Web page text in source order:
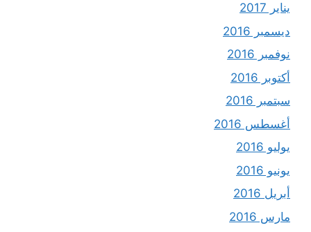
يناير 2017
ديسمبر 2016
نوفمبر 2016
أكتوبر 2016
سبتمبر 2016
أغسطس 2016
يوليو 2016
يونيو 2016
أبريل 2016
مارس 2016